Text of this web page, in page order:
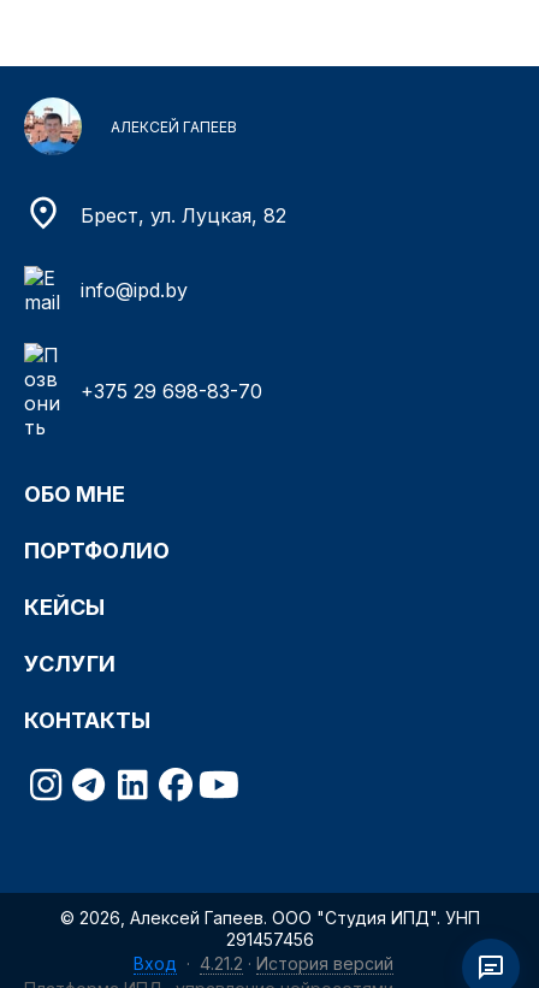
АЛЕКСЕЙ ГАПЕЕВ
Брест, ул. Луцкая, 82
info@ipd.by
+375 29 698-83-70
ОБО МНЕ
ПОРТФОЛИО
КЕЙСЫ
УСЛУГИ
КОНТАКТЫ
© 2026, Алексей Гапеев. ООО "Студия ИПД". УНП
291457456
Вход · 4.21.2 · История версий